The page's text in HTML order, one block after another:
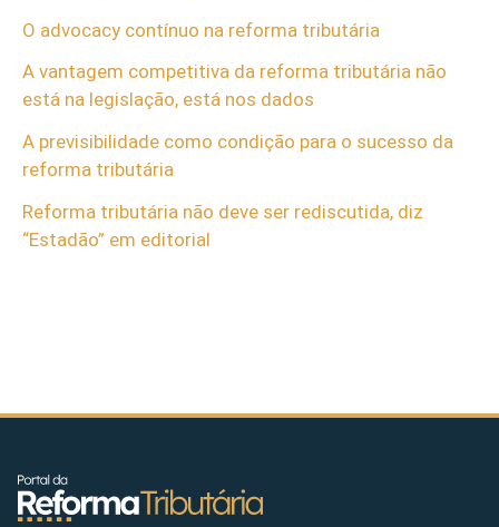
O advocacy contínuo na reforma tributária
A vantagem competitiva da reforma tributária não
está na legislação, está nos dados
A previsibilidade como condição para o sucesso da
reforma tributária
Reforma tributária não deve ser rediscutida, diz
“Estadão” em editorial